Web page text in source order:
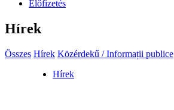
Előfizetés
Hírek
Összes Hírek Közérdekű / Informații publice
Hírek